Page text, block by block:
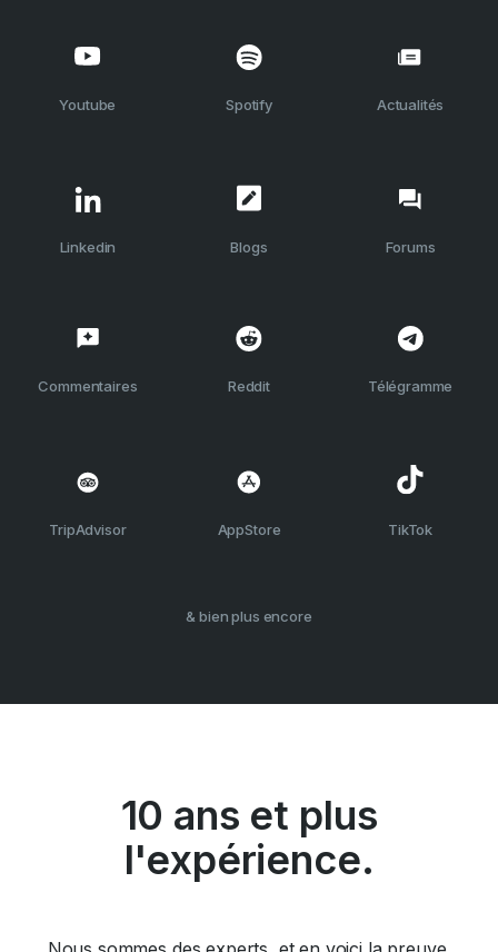
Youtube Spotify Actualités
Linkedin Blogs Forums
Commentaires Reddit Télégramme
TripAdvisor AppStore TikTok
& bien plus encore
10 ans et plus
l'expérience.